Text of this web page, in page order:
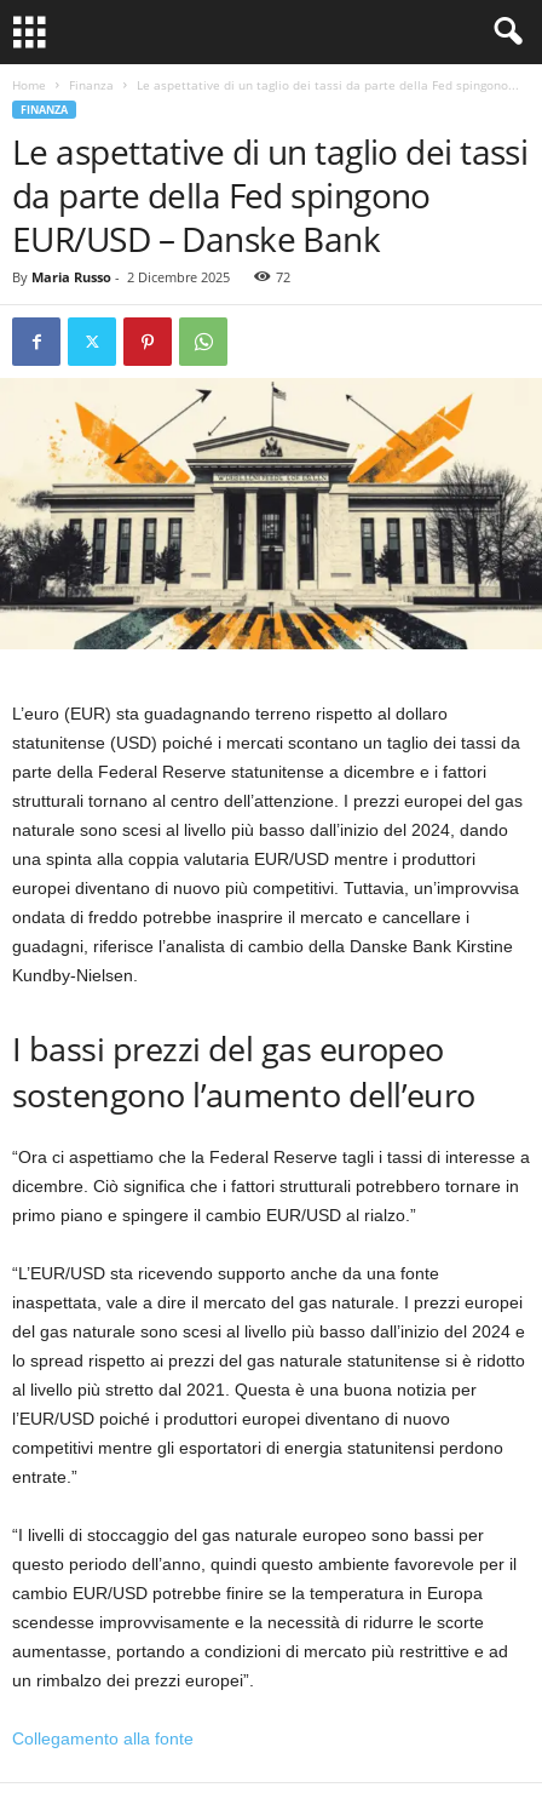
Home Finanza Le aspettative di un taglio dei tassi da parte della Fed spingono...
FINANZA
Le aspettative di un taglio dei tassi
da parte della Fed spingono
EUR/USD – Danske Bank
By Maria Russo - 2 Dicembre 2025 72
L’euro (EUR) sta guadagnando terreno rispetto al dollaro
statunitense (USD) poiché i mercati scontano un taglio dei tassi da
parte della Federal Reserve statunitense a dicembre e i fattori
strutturali tornano al centro dell’attenzione. I prezzi europei del gas
naturale sono scesi al livello più basso dall’inizio del 2024, dando
una spinta alla coppia valutaria EUR/USD mentre i produttori
europei diventano di nuovo più competitivi. Tuttavia, un’improvvisa
ondata di freddo potrebbe inasprire il mercato e cancellare i
guadagni, riferisce l’analista di cambio della Danske Bank Kirstine
Kundby-Nielsen.
I bassi prezzi del gas europeo
sostengono l’aumento dell’euro
“Ora ci aspettiamo che la Federal Reserve tagli i tassi di interesse a
dicembre. Ciò significa che i fattori strutturali potrebbero tornare in
primo piano e spingere il cambio EUR/USD al rialzo.”
“L’EUR/USD sta ricevendo supporto anche da una fonte
inaspettata, vale a dire il mercato del gas naturale. I prezzi europei
del gas naturale sono scesi al livello più basso dall’inizio del 2024 e
lo spread rispetto ai prezzi del gas naturale statunitense si è ridotto
al livello più stretto dal 2021. Questa è una buona notizia per
l’EUR/USD poiché i produttori europei diventano di nuovo
competitivi mentre gli esportatori di energia statunitensi perdono
entrate.”
“I livelli di stoccaggio del gas naturale europeo sono bassi per
questo periodo dell’anno, quindi questo ambiente favorevole per il
cambio EUR/USD potrebbe finire se la temperatura in Europa
scendesse improvvisamente e la necessità di ridurre le scorte
aumentasse, portando a condizioni di mercato più restrittive e ad
un rimbalzo dei prezzi europei”.
Collegamento alla fonte